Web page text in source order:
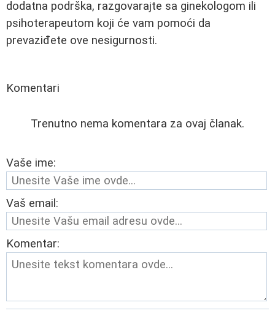
dodatna podrška, razgovarajte sa ginekologom ili
psihoterapeutom koji će vam pomoći da
prevaziđete ove nesigurnosti.
Komentari
Trenutno nema komentara za ovaj članak.
Vaše ime:
Vaš email:
Komentar: